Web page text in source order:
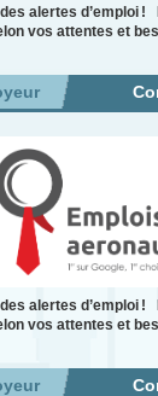
alertes d’emploi !
vos attentes et
alertes d’emploi !
vos attentes et